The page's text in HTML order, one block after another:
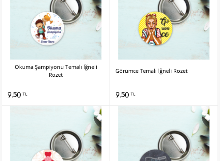
Okuma Şampiyonu Temalı İğneli
Rozet
9.50 TL
Görümce Temalı İğneli Rozet
9.50 TL